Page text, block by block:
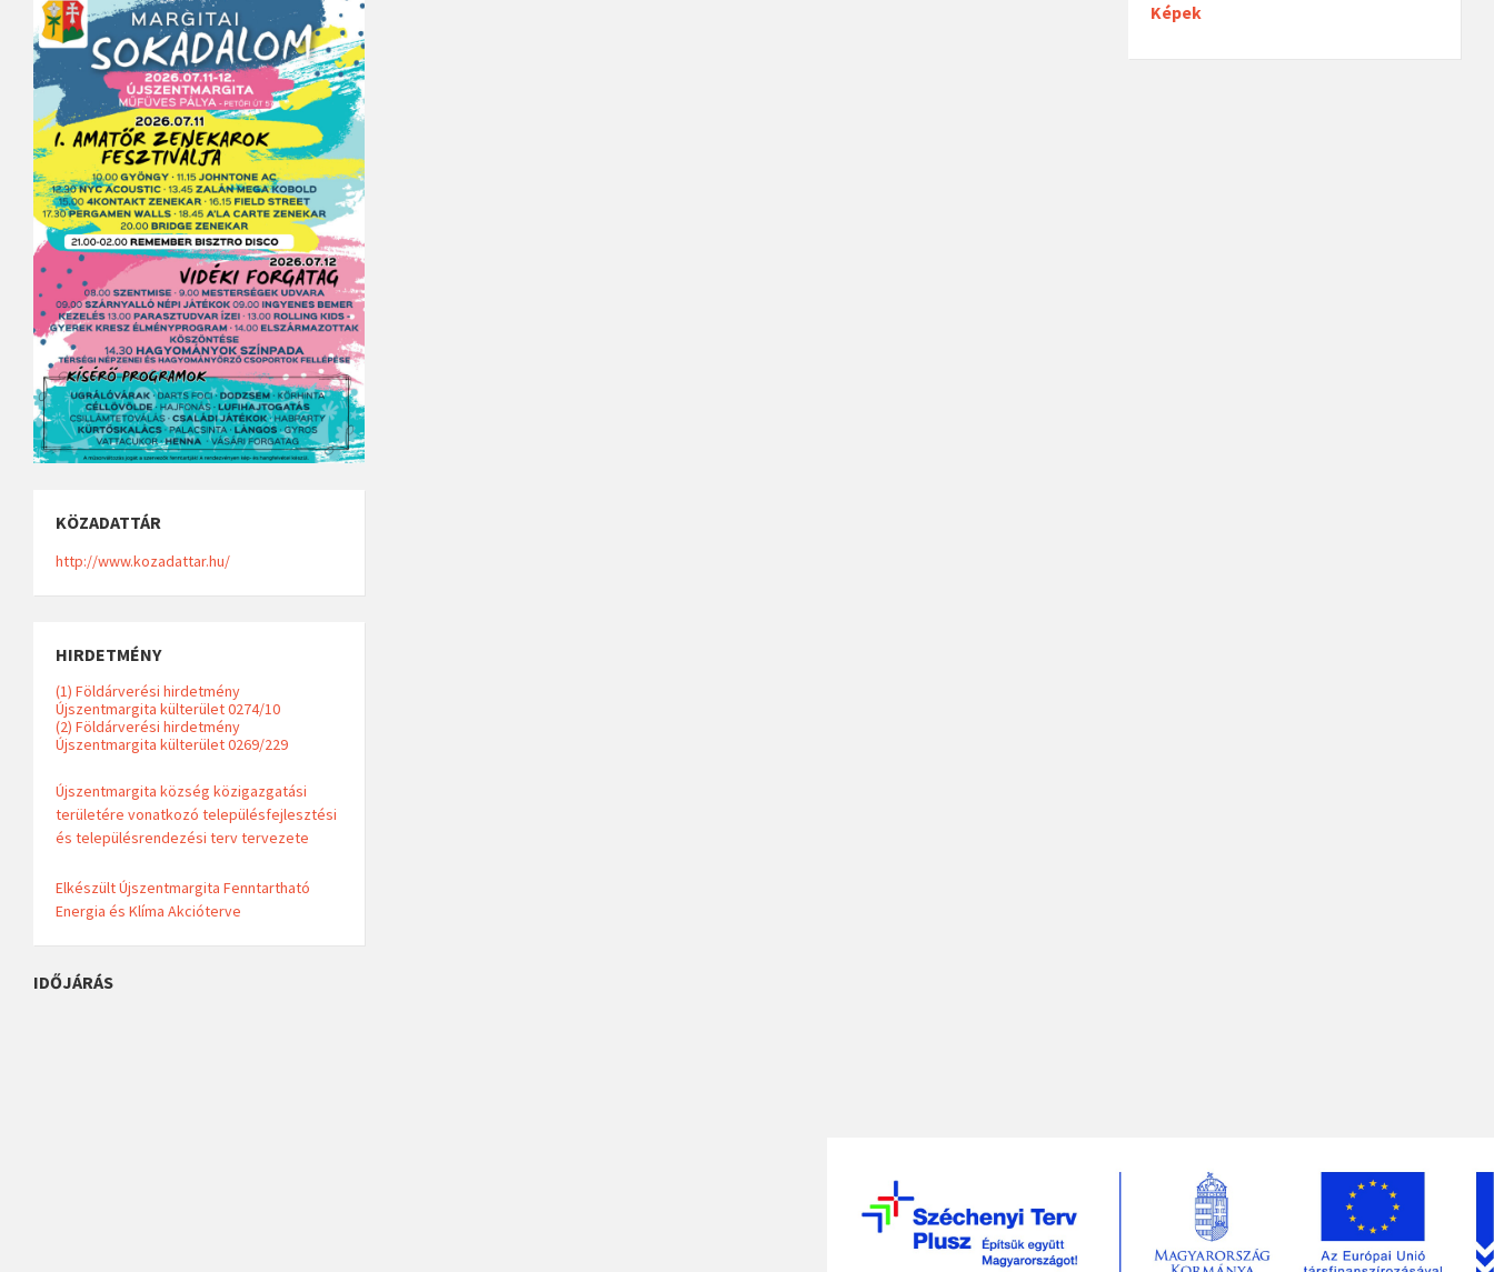
KÖZADATTÁR
http://www.kozadattar.hu/
HIRDETMÉNY
(1) Földárverési hirdetmény
Újszentmargita külterület 0274/10
(2) Földárverési hirdetmény
Újszentmargita külterület 0269/229
Újszentmargita község közigazgatási
területére vonatkozó településfejlesztési
és településrendezési terv tervezete
Elkészült Újszentmargita Fenntartható
Energia és Klíma Akcióterve
IDŐJÁRÁS
Képek